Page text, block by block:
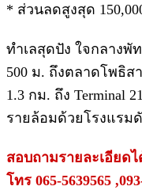
* ส่วนลดสูงสุด
ทำเลสุดปัง ใจกลางพั
500 ม. ถึงตลาดโพธิส
1.3 กม. ถึง Terminal
รายล้อมด้วยโรงแรมดั
สอบถามรายละเอียด
โทร 065-5639565